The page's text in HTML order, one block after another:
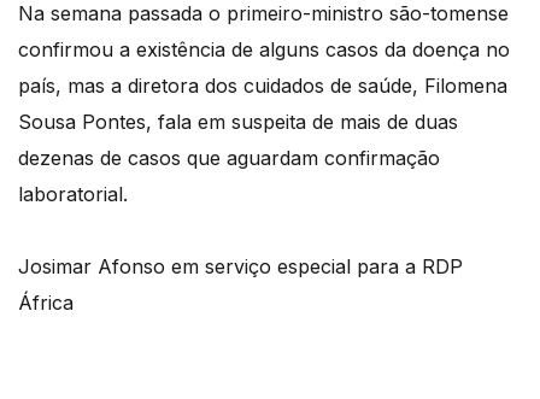
Na semana passada o primeiro-ministro são-tomense
confirmou a existência de alguns casos da doença no
país, mas a diretora dos cuidados de saúde, Filomena
Sousa Pontes, fala em suspeita de mais de duas
dezenas de casos que aguardam confirmação
laboratorial.
Josimar Afonso em serviço especial para a RDP
África